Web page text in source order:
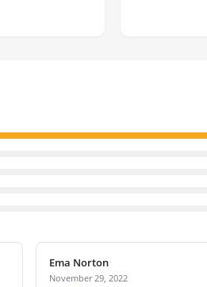
Ema Norton
November 29, 2022